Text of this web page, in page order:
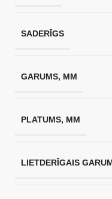
SADERĪGS
GARUMS, MM
PLATUMS, MM
LIETDERĪGAIS